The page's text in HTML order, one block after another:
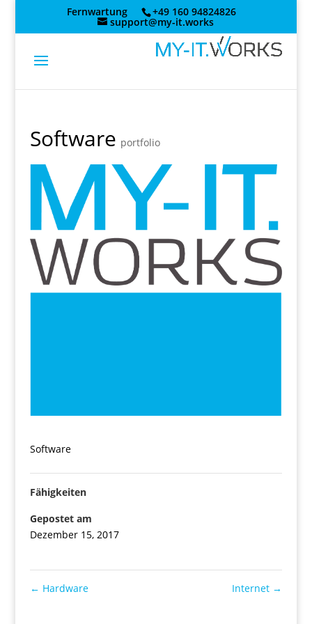
Fernwartung +49 160 94824826
support@my-it.works
Software portfolio
Software
Fähigkeiten
Gepostet am
Dezember 15, 2017
← Hardware Internet →